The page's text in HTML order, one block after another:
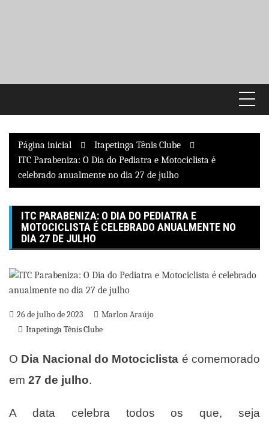
Página inicial
Itapetinga Tênis Clube
ITC Parabeniza: O Dia do Pediatra e Motociclista é
celebrado anualmente no dia 27 de julho
ITC PARABENIZA: O DIA DO PEDIATRA E
MOTOCICLISTA É CELEBRADO ANUALMENTE NO
DIA 27 DE JULHO
26 de julho de 2023
Marlon Araújo
Itapetinga Tênis Clube
O Dia Nacional do Motociclista é comemorado
em 27 de julho.
A data celebra todos os que, seja